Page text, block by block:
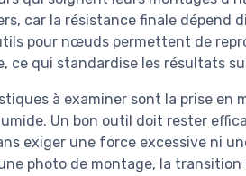
car la résistance finale
pour nœuds permettent de
ce qui standardise les résultats
à examiner sont la prise en
Un bon outil doit rester
exiger une force excessive ni
photo de montage, la